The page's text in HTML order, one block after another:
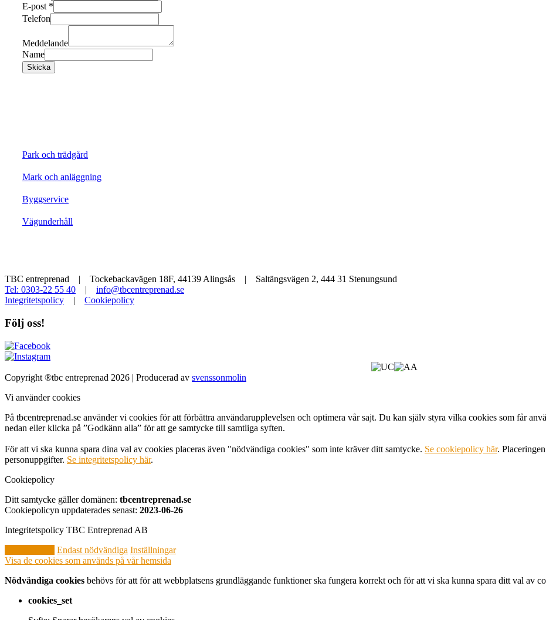
E-post *
Telefon
Meddelande
Name
Skicka
Park och trädgård
Mark och anläggning
Byggservice
Vägunderhåll
TBC entreprenad | Tockebackavägen 18F, 44139 Alingsås | Saltängsvägen 2, 444 31 Stenungsund
Tel: 0303-22 55 40 | info@tbcentreprenad.se
Integritetspolicy | Cookiepolicy
Följ oss!
Copyright ®tbc entreprenad 2026 | Producerad av svenssonmolin
Vi använder cookies
På tbcentreprenad.se använder vi cookies för att förbättra användarupplevelsen och optimera vår sajt. Du kan själv styra vilka cookies som får
nedan eller klicka på ”Godkänn alla” för att ge samtycke till samtliga syften.
För att vi ska kunna spara dina val av cookies placeras även "nödvändiga cookies" som inte kräver ditt samtycke. Se cookiepolicy här.
personuppgifter. Se integritetspolicy här.
Cookiepolicy
Ditt samtycke gäller domänen: tbcentreprenad.se
Cookiepolicyn uppdaterades senast: 2023-06-26
Integritetspolicy TBC Entreprenad AB
Endast nödvändiga Inställningar
Visa de cookies som används på vår hemsida
Nödvändiga cookies behövs för att för att webbplatsens grundläggande funktioner ska fungera korrekt och för att vi ska kunna spara ditt val av
cookies_set